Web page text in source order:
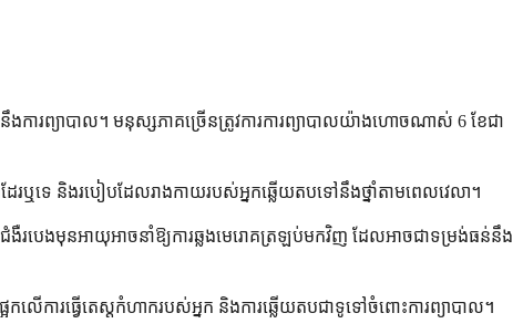
ងការព្យាបាល។ មនុស្សភាគច្រើនត្រូវការការព្យាបាលយ៉ាងហោចណាស់ 6 ខែជា
ែរឬទេ និងរបៀបដែលរាងកាយរបស់អ្នកឆ្លើយតបទៅនឹងថ្នាំតាមពេលវេលា។
ងឺរបេងមុនអាយុអាចនាំឱ្យការឆ្លងមេរោគត្រឡប់មកវិញ ដែលអាចជាទម្រង់ធន់នឹង
លើការធ្វើតេស្តកំហាករបស់អ្នក និងការឆ្លើយតបជាទូទៅចំពោះការព្យាបាល។